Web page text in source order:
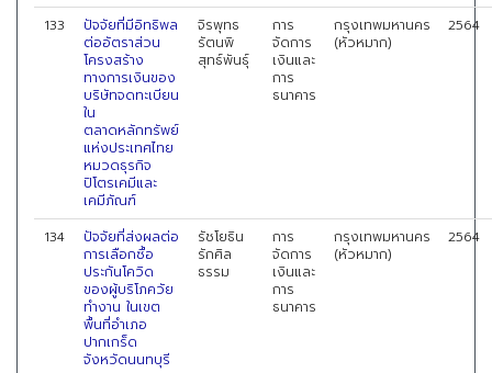
133
ปัจจัยที่มีอิทธิพล
ต่ออัตราส่วน
โครงสร้าง
ทางการเงินของ
บริษัทจดทะเบียน
ใน
ตลาดหลักทรัพย์
แห่งประเทศไทย
หมวดธุรกิจ
ปิโตรเคมีและ
เคมีภัณฑ์
จิรพุทธ
รัตนพิ
สุทธ์พันธุ์
การ
จัดการ
เงินและ
การ
ธนาคาร
กรุงเทพมหานคร
(หัวหมาก)
2564
134
ปัจจัยที่ส่งผลต่อ
การเลือกซื้อ
ประกันโควิด
ของผู้บริโภควัย
ทำงาน ในเขต
พื้นที่อำเภอ
ปากเกร็ด
จังหวัดนนทบุรี
รัชโยธิน
รักศิล
ธรรม
การ
จัดการ
เงินและ
การ
ธนาคาร
กรุงเทพมหานคร
(หัวหมาก)
2564